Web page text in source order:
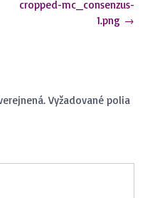
cropped-mc_consenzus-
1.png →
Vyžadované polia